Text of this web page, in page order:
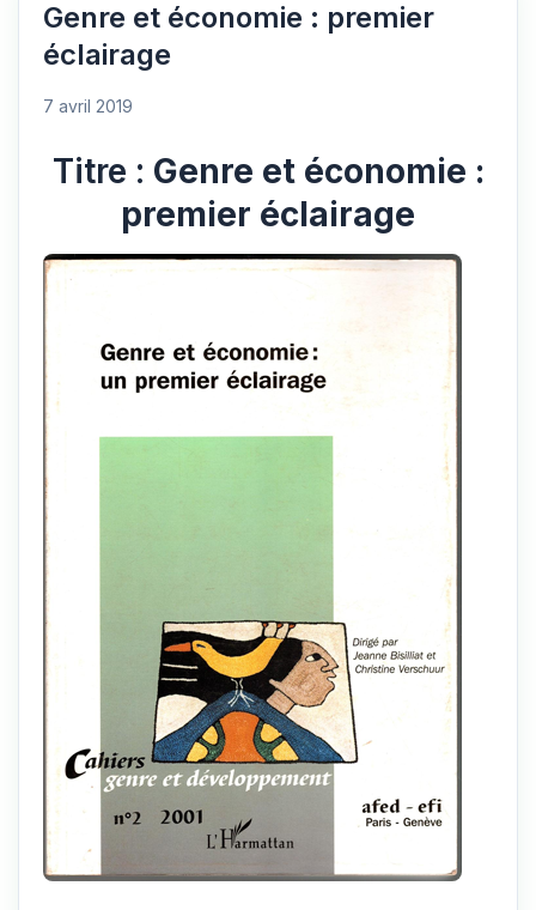
Genre et économie : premier
éclairage
7 avril 2019
Titre : Genre et économie :
premier éclairage